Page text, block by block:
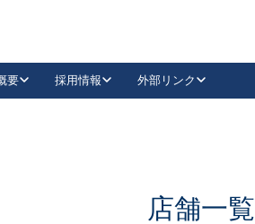
抗ウイルス・抗菌製品
要 採用情報 外部リンク
LinkedIn店舗一覧